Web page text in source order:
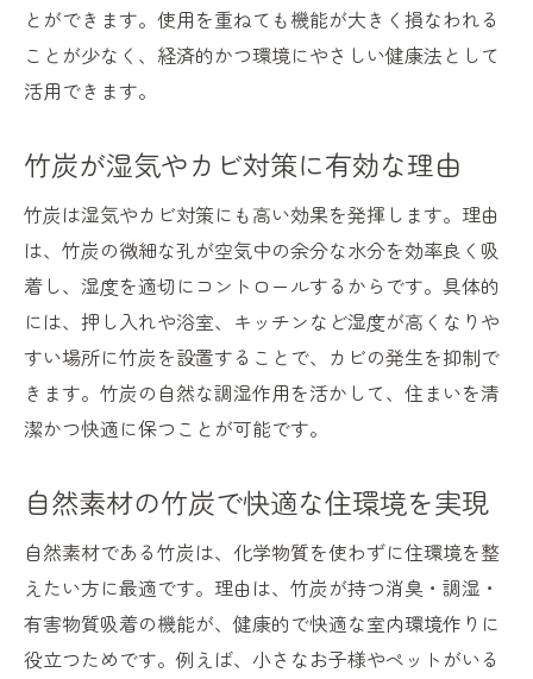
とができます。使用を重ねても機能が大きく損なわれる
ことが少なく、経済的かつ環境にやさしい健康法として
活用できます。
竹炭が湿気やカビ対策に有効な理由
竹炭は湿気やカビ対策にも高い効果を発揮します。理由
は、竹炭の微細な孔が空気中の余分な水分を効率良く吸
着し、湿度を適切にコントロールするからです。具体的
には、押し入れや浴室、キッチンなど湿度が高くなりや
すい場所に竹炭を設置することで、カビの発生を抑制で
きます。竹炭の自然な調湿作用を活かして、住まいを清
潔かつ快適に保つことが可能です。
自然素材の竹炭で快適な住環境を実現
自然素材である竹炭は、化学物質を使わずに住環境を整
えたい方に最適です。理由は、竹炭が持つ消臭・調湿・
有害物質吸着の機能が、健康的で快適な室内環境作りに
役立つためです。例えば、小さなお子様やペットがいる